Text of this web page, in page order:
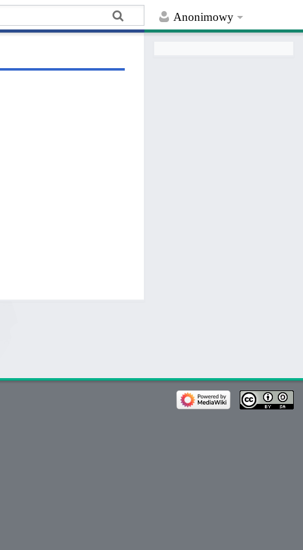
Anonimowy